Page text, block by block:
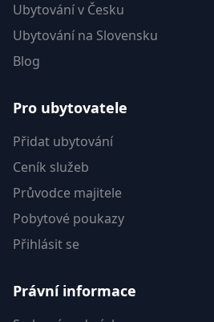
Ubytování v Česku
Ubytování na Slovensku
Blog
Pro ubytovatele
Přidat ubytování
Ceník služeb
Průvodce majitele
Pobytové poukazy
Přihlásit se
Právní informace